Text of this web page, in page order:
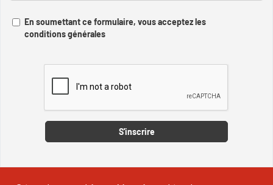
En soumettant ce formulaire, vous acceptez les
conditions générales
S'inscrire